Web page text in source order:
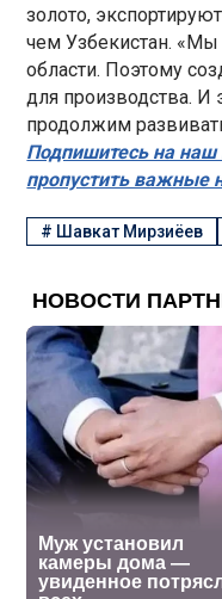
золото,
чем Узбекистан. «Мы
области. Поэтому
для производства. И
продолжим
Подпишитесь на наш
пропустить важные
# Шавкат Мирзиёев